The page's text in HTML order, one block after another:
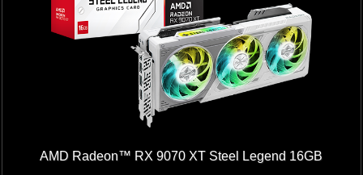
AMD Radeon™ RX 9070 XT Steel Legend 16GB